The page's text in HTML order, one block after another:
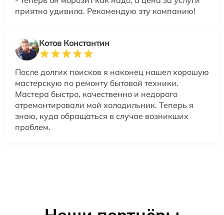
приятно удивила. Рекомендую эту компанию!
Котов Константин
После долгих поисков я наконец нашел хорошую
мастерскую по ремонту бытовой техники.
Мастера быстро, качественно и недорого
отремонтировали мой холодильник. Теперь я
знаю, куда обращаться в случае возникших
проблем.